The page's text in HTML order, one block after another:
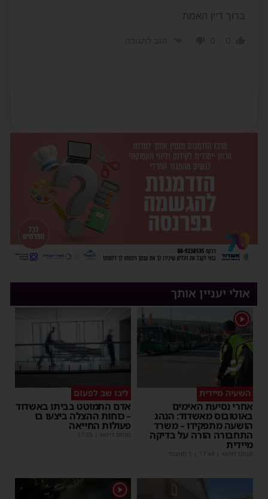
ברוך דיין האמת
אולי יעניין אותך
1
השעיה מיידית
אחרי נסיעת האימים
באוטובוס מאשדוד: הנהג
הושעה מתפקידו – משרד
התחבורה הורה על בדיקה
מיידית
מנחם דויטש 17:44
ליבו שב לפעום
אדם התמוטט בביתו באשדוד
– כוחות ההצלה ביצעו בו
פעולות החייאה
מנחם דויטש 17:35
1